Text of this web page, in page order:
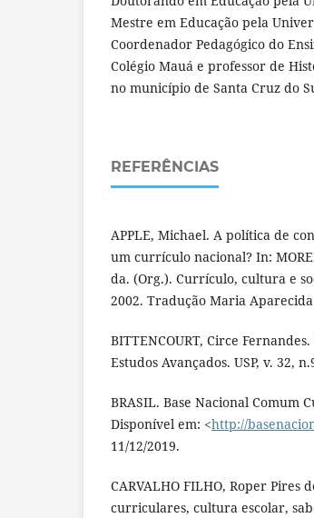
Mestre em Educação pela
Coordenador Pedagógico do
Colégio Mauá e professor de
no município de Santa Cruz do
REFERÊNCIAS
APPLE, Michael. A política de
um currículo nacional? In:
da. (Org.). Currículo, cultura e
2002. Tradução Maria
BITTENCOURT, Circe
Estudos Avançados. USP, v. 32,
BRASIL. Base Nacional Comum
Disponível em: <http://
11/12/2019.
CARVALHO FILHO, Roper Pires
curriculares, cultura escolar,